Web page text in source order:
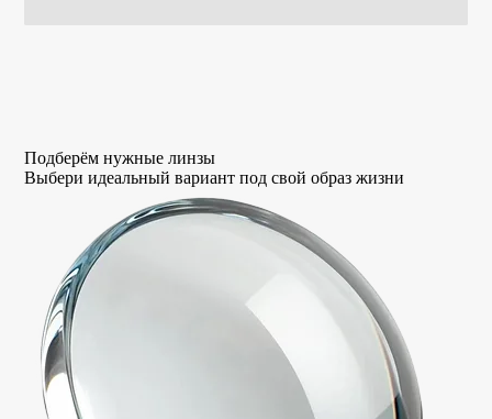
Подберём нужные линзы
Выбери идеальный вариант под свой образ жизни